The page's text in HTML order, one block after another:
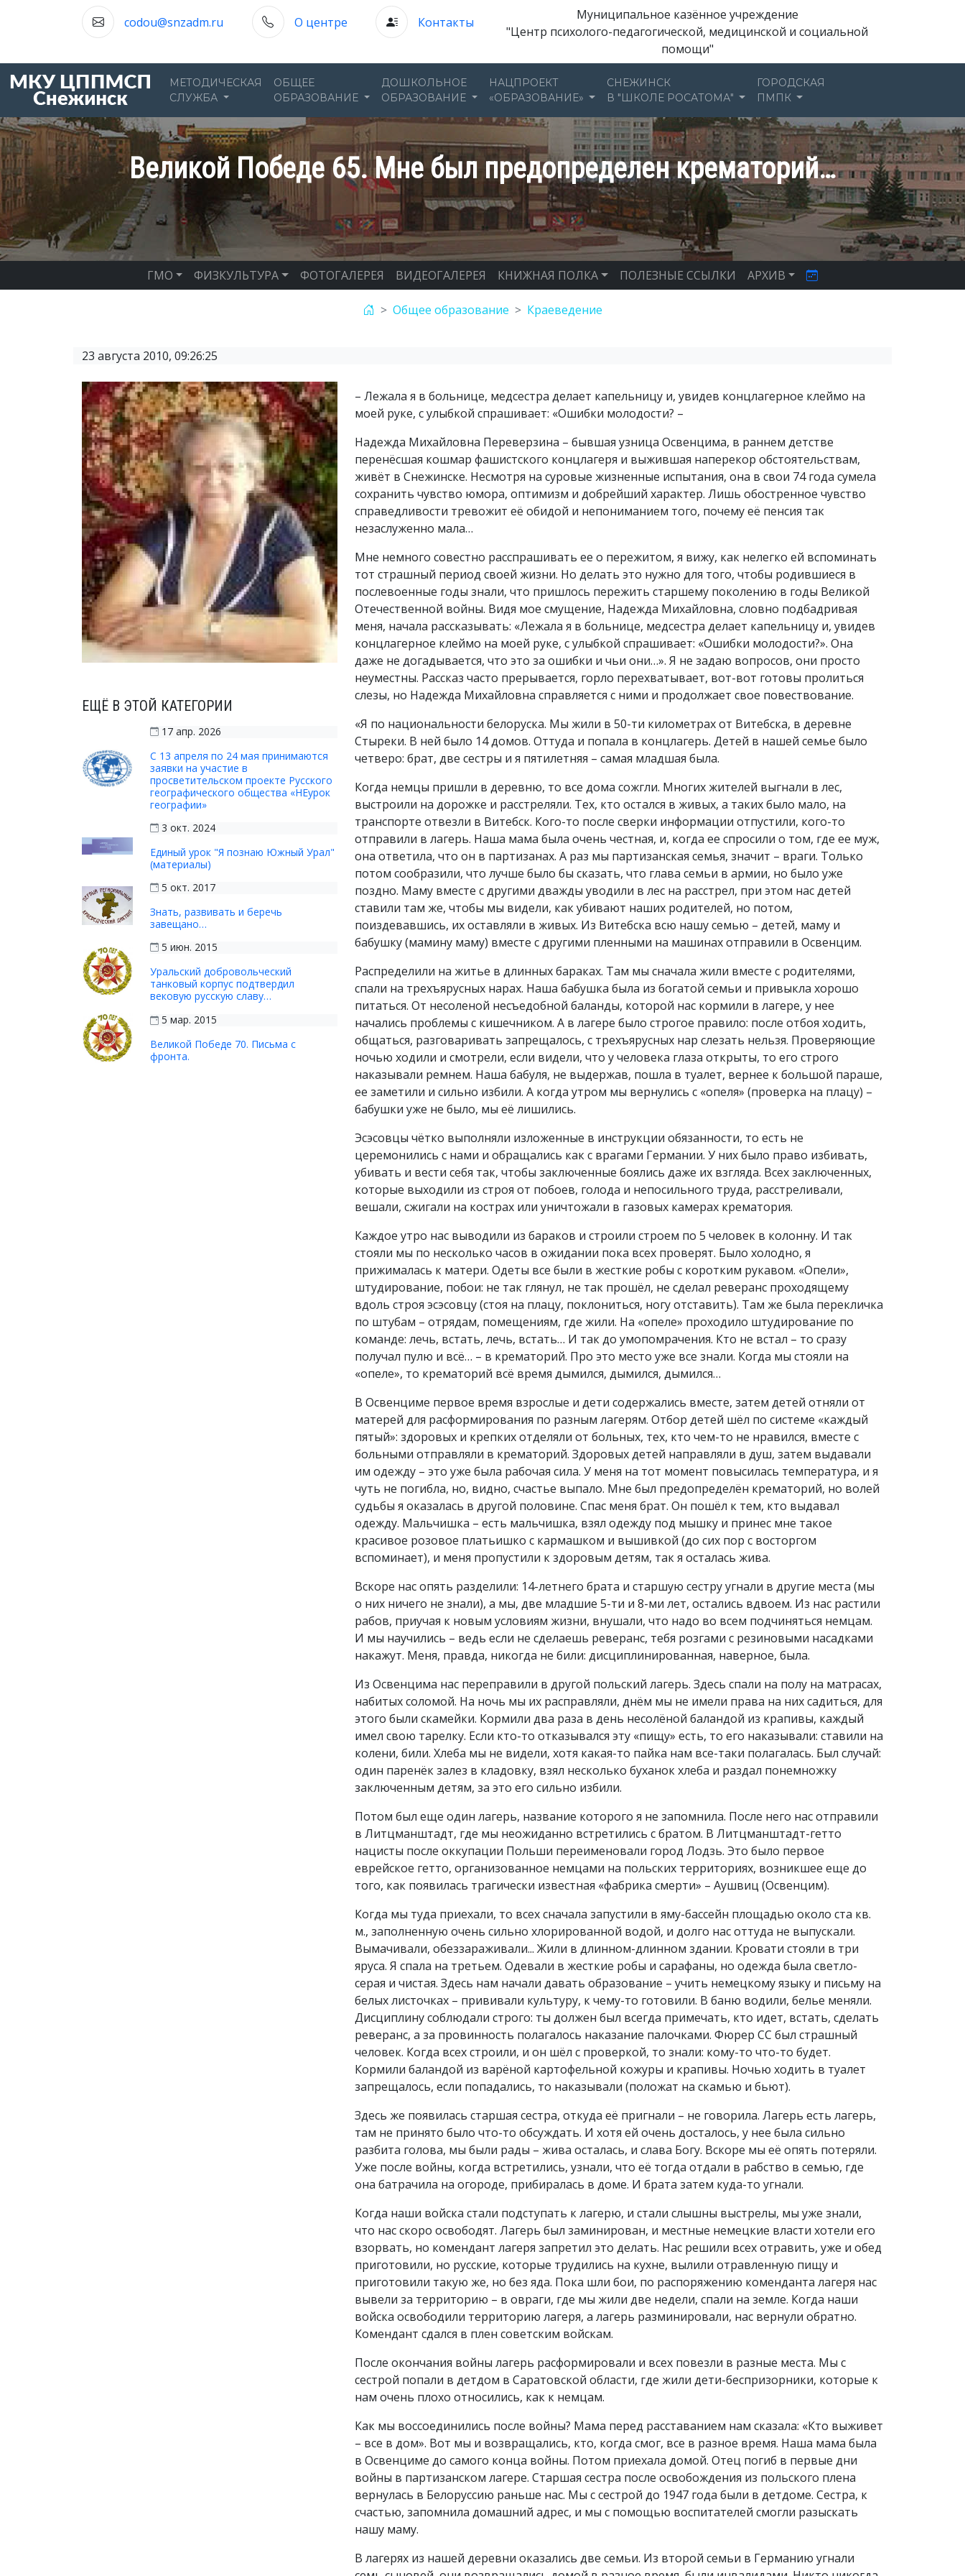
codou@snzadm.ru О центре Контакты
Муниципальное казённое учреждение
"Центр психолого-педагогической, медицинской и социальной
помощи"
МЕТОДИЧЕСКАЯ
СЛУЖБА
ОБЩЕЕ
ОБРАЗОВАНИЕ
ДОШКОЛЬНОЕ
ОБРАЗОВАНИЕ
НАЦПРОЕКТ
«ОБРАЗОВАНИЕ»
СНЕЖИНСК
В "ШКОЛЕ РОСАТОМА"
ГОРОДСКАЯ
ПМПК
Великой Победе 65. Мне был предопределен крематорий…
ГМО ФИЗКУЛЬТУРА ФОТОГАЛЕРЕЯ ВИДЕОГАЛЕРЕЯ КНИЖНАЯ ПОЛКА ПОЛЕЗНЫЕ ССЫЛКИ АРХИВ
Общее образование Краеведение
23 августа 2010, 09:26:25
ЕЩЁ В ЭТОЙ КАТЕГОРИИ
17 апр. 2026
С 13 апреля по 24 мая принимаются
заявки на участие в
просветительском проекте Русского
географического общества «НЕурок
географии»
3 окт. 2024
Единый урок "Я познаю Южный Урал"
(материалы)
5 окт. 2017
Знать, развивать и беречь
завещано…
5 июн. 2015
Уральский добровольческий
танковый корпус подтвердил
вековую русскую славу…
5 мар. 2015
Великой Победе 70. Письма с
фронта.
– Лежала я в больнице, медсестра делает капельницу и, увидев концлагерное клеймо на
моей руке, с улыбкой спрашивает: «Ошибки молодости? –
Надежда Михайловна Переверзина – бывшая узница Освенцима, в раннем детстве
перенёсшая кошмар фашистского концлагеря и выжившая наперекор обстоятельствам,
живёт в Снежинске. Несмотря на суровые жизненные испытания, она в свои 74 года сумела
сохранить чувство юмора, оптимизм и добрейший характер. Лишь обостренное чувство
справедливости тревожит её обидой и непониманием того, почему её пенсия так
незаслуженно мала…
Мне немного совестно расспрашивать ее о пережитом, я вижу, как нелегко ей вспоминать
тот страшный период своей жизни. Но делать это нужно для того, чтобы родившиеся в
послевоенные годы знали, что пришлось пережить старшему поколению в годы Великой
Отечественной войны. Видя мое смущение, Надежда Михайловна, словно подбадривая
меня, начала рассказывать: «Лежала я в больнице, медсестра делает капельницу и, увидев
концлагерное клеймо на моей руке, с улыбкой спрашивает: «Ошибки молодости?». Она
даже не догадывается, что это за ошибки и чьи они…». Я не задаю вопросов, они просто
неуместны. Рассказ часто прерывается, горло перехватывает, вот-вот готовы пролиться
слезы, но Надежда Михайловна справляется с ними и продолжает свое повествование.
«Я по национальности белоруска. Мы жили в 50-ти километрах от Витебска, в деревне
Стыреки. В ней было 14 домов. Оттуда и попала в концлагерь. Детей в нашей семье было
четверо: брат, две сестры и я пятилетняя – самая младшая была.
Когда немцы пришли в деревню, то все дома сожгли. Многих жителей выгнали в лес,
выстроили на дорожке и расстреляли. Тех, кто остался в живых, а таких было мало, на
транспорте отвезли в Витебск. Кого-то после сверки информации отпустили, кого-то
отправили в лагерь. Наша мама была очень честная, и, когда ее спросили о том, где ее муж,
она ответила, что он в партизанах. А раз мы партизанская семья, значит – враги. Только
потом сообразили, что лучше было бы сказать, что глава семьи в армии, но было уже
поздно. Маму вместе с другими дважды уводили в лес на расстрел, при этом нас детей
ставили там же, чтобы мы видели, как убивают наших родителей, но потом,
поиздевавшись, их оставляли в живых. Из Витебска всю нашу семью – детей, маму и
бабушку (мамину маму) вместе с другими пленными на машинах отправили в Освенцим.
Распределили на житье в длинных бараках. Там мы сначала жили вместе с родителями,
спали на трехъярусных нарах. Наша бабушка была из богатой семьи и привыкла хорошо
питаться. От несоленой несъедобной баланды, которой нас кормили в лагере, у нее
начались проблемы с кишечником. А в лагере было строгое правило: после отбоя ходить,
общаться, разговаривать запрещалось, с трехъярусных нар слезать нельзя. Проверяющие
ночью ходили и смотрели, если видели, что у человека глаза открыты, то его строго
наказывали ремнем. Наша бабуля, не выдержав, пошла в туалет, вернее к большой параше,
ее заметили и сильно избили. А когда утром мы вернулись с «опеля» (проверка на плацу) –
бабушки уже не было, мы её лишились.
Эсэсовцы чётко выполняли изложенные в инструкции обязанности, то есть не
церемонились с нами и обращались как с врагами Германии. У них было право избивать,
убивать и вести себя так, чтобы заключенные боялись даже их взгляда. Всех заключенных,
которые выходили из строя от побоев, голода и непосильного труда, расстреливали,
вешали, сжигали на кострах или уничтожали в газовых камерах крематория.
Каждое утро нас выводили из бараков и строили строем по 5 человек в колонну. И так
стояли мы по несколько часов в ожидании пока всех проверят. Было холодно, я
прижималась к матери. Одеты все были в жесткие робы с коротким рукавом. «Опели»,
штудирование, побои: не так глянул, не так прошёл, не сделал реверанс проходящему
вдоль строя эсэсовцу (стоя на плацу, поклониться, ногу отставить). Там же была перекличка
по штубам – отрядам, помещениям, где жили. На «опеле» проходило штудирование по
команде: лечь, встать, лечь, встать… И так до умопомрачения. Кто не встал – то сразу
получал пулю и всё… – в крематорий. Про это место уже все знали. Когда мы стояли на
«опеле», то крематорий всё время дымился, дымился, дымился…
В Освенциме первое время взрослые и дети содержались вместе, затем детей отняли от
матерей для расформирования по разным лагерям. Отбор детей шёл по системе «каждый
пятый»: здоровых и крепких отделяли от больных, тех, кто чем-то не нравился, вместе с
больными отправляли в крематорий. Здоровых детей направляли в душ, затем выдавали
им одежду – это уже была рабочая сила. У меня на тот момент повысилась температура, и я
чуть не погибла, но, видно, счастье выпало. Мне был предопределён крематорий, но волей
судьбы я оказалась в другой половине. Спас меня брат. Он пошёл к тем, кто выдавал
одежду. Мальчишка – есть мальчишка, взял одежду под мышку и принес мне такое
красивое розовое платьишко с кармашком и вышивкой (до сих пор с восторгом
вспоминает), и меня пропустили к здоровым детям, так я осталась жива.
Вскоре нас опять разделили: 14-летнего брата и старшую сестру угнали в другие места (мы
о них ничего не знали), а мы, две младшие 5-ти и 8-ми лет, остались вдвоем. Из нас растили
рабов, приучая к новым условиям жизни, внушали, что надо во всем подчиняться немцам.
И мы научились – ведь если не сделаешь реверанс, тебя розгами с резиновыми насадками
накажут. Меня, правда, никогда не били: дисциплинированная, наверное, была.
Из Освенцима нас переправили в другой польский лагерь. Здесь спали на полу на матрасах,
набитых соломой. На ночь мы их расправляли, днём мы не имели права на них садиться, для
этого были скамейки. Кормили два раза в день несолёной баландой из крапивы, каждый
имел свою тарелку. Если кто-то отказывался эту «пищу» есть, то его наказывали: ставили на
колени, били. Хлеба мы не видели, хотя какая-то пайка нам все-таки полагалась. Был случай:
один паренёк залез в кладовку, взял несколько буханок хлеба и раздал понемножку
заключенным детям, за это его сильно избили.
Потом был еще один лагерь, название которого я не запомнила. После него нас отправили
в Литцманштадт, где мы неожиданно встретились с братом. В Литцманштадт-гетто
нацисты после оккупации Польши переименовали город Лодзь. Это было первое
еврейское гетто, организованное немцами на польских территориях, возникшее еще до
того, как появилась трагически известная «фабрика смерти» – Аушвиц (Освенцим).
Когда мы туда приехали, то всех сначала запустили в яму-бассейн площадью около ста кв.
м., заполненную очень сильно хлорированной водой, и долго нас оттуда не выпускали.
Вымачивали, обеззараживали... Жили в длинном-длинном здании. Кровати стояли в три
яруса. Я спала на третьем. Одевали в жесткие робы и сарафаны, но одежда была светло-
серая и чистая. Здесь нам начали давать образование – учить немецкому языку и письму на
белых листочках – прививали культуру, к чему-то готовили. В баню водили, белье меняли.
Дисциплину соблюдали строго: ты должен был всегда примечать, кто идет, встать, сделать
реверанс, а за провинность полагалось наказание палочками. Фюрер СС был страшный
человек. Когда всех строили, и он шёл с проверкой, то знали: кому-то что-то будет.
Кормили баландой из варёной картофельной кожуры и крапивы. Ночью ходить в туалет
запрещалось, если попадались, то наказывали (положат на скамью и бьют).
Здесь же появилась старшая сестра, откуда её пригнали – не говорила. Лагерь есть лагерь,
там не принято было что-то обсуждать. И хотя ей очень досталось, у нее была сильно
разбита голова, мы были рады – жива осталась, и слава Богу. Вскоре мы её опять потеряли.
Уже после войны, когда встретились, узнали, что её тогда отдали в рабство в семью, где
она батрачила на огороде, прибиралась в доме. И брата затем куда-то угнали.
Когда наши войска стали подступать к лагерю, и стали слышны выстрелы, мы уже знали,
что нас скоро освободят. Лагерь был заминирован, и местные немецкие власти хотели его
взорвать, но комендант лагеря запретил это делать. Нас решили всех отравить, уже и обед
приготовили, но русские, которые трудились на кухне, вылили отравленную пищу и
приготовили такую же, но без яда. Пока шли бои, по распоряжению коменданта лагеря нас
вывели за территорию – в овраги, где мы жили две недели, спали на земле. Когда наши
войска освободили территорию лагеря, а лагерь разминировали, нас вернули обратно.
Комендант сдался в плен советским войскам.
После окончания войны лагерь расформировали и всех повезли в разные места. Мы с
сестрой попали в детдом в Саратовской области, где жили дети-беспризорники, которые к
нам очень плохо относились, как к немцам.
Как мы воссоединились после войны? Мама перед расставанием нам сказала: «Кто выживет
– все в дом». Вот мы и возвращались, кто, когда смог, все в разное время. Наша мама была
в Освенциме до самого конца войны. Потом приехала домой. Отец погиб в первые дни
войны в партизанском лагере. Старшая сестра после освобождения из польского плена
вернулась в Белоруссию раньше нас. Мы с сестрой до 1947 года были в детдоме. Сестра, к
счастью, запомнила домашний адрес, и мы с помощью воспитателей смогли разыскать
нашу маму.
В лагерях из нашей деревни оказались две семьи. Из второй семьи в Германию угнали